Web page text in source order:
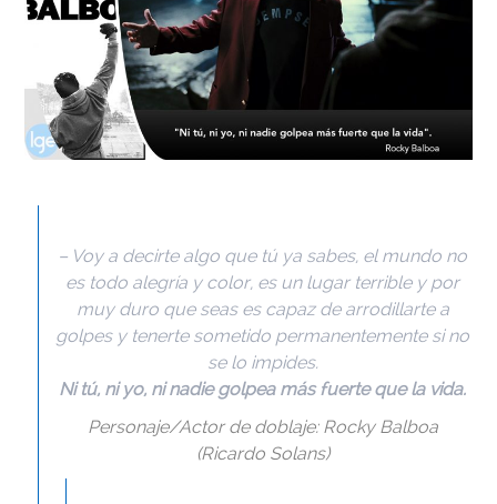
– Voy a decirte algo que tú ya sabes, el mundo no
es todo alegría y color, es un lugar terrible y por
muy duro que seas es capaz de arrodillarte a
golpes y tenerte sometido permanentemente si no
se lo impides.
Ni tú, ni yo, ni nadie golpea más fuerte que la vida.
Personaje/Actor de doblaje: Rocky Balboa
(Ricardo Solans)